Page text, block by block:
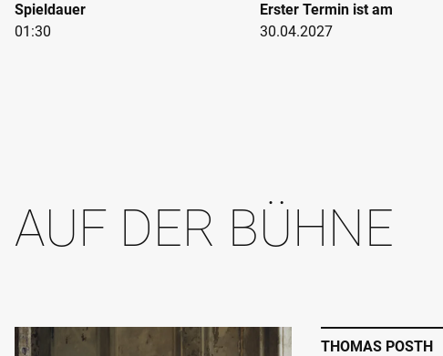
Spieldauer
01:30
Erster Termin ist am
30.04.2027
AUF DER BÜHNE
THOMAS POSTH